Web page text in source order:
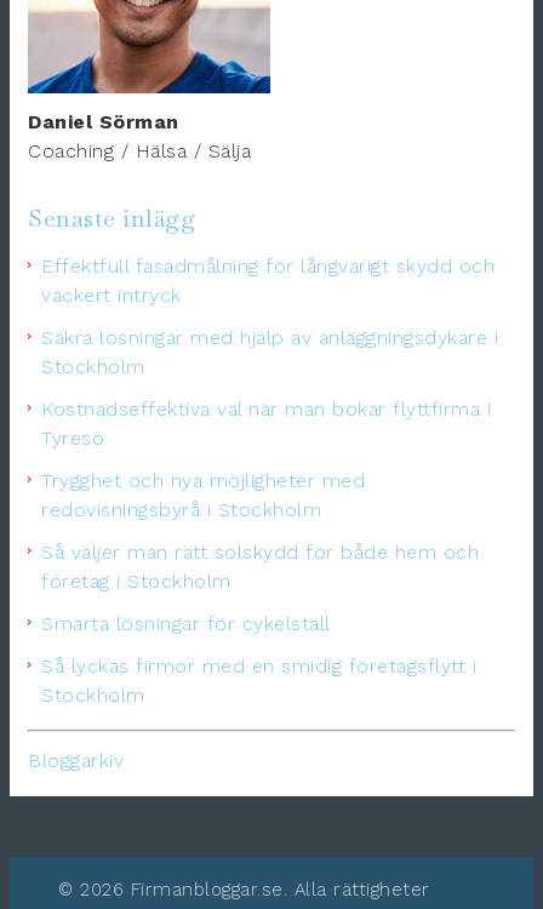
Daniel Sörman
Coaching / Hälsa / Sälja
Senaste inlägg
Effektfull fasadmålning för långvarigt skydd och
vackert intryck
Säkra lösningar med hjälp av anläggningsdykare i
Stockholm
Kostnadseffektiva val när man bokar flyttfirma i
Tyresö
Trygghet och nya möjligheter med
redovisningsbyrå i Stockholm
Så väljer man rätt solskydd för både hem och
företag i Stockholm
Smarta lösningar för cykelställ
Så lyckas firmor med en smidig företagsflytt i
Stockholm
Bloggarkiv
© 2026 Firmanbloggar.se. Alla rättigheter